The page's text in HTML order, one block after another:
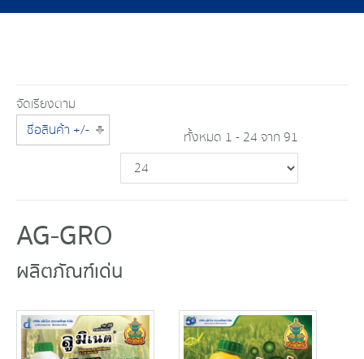
จัดเรียงตาม
ชื่อสินค้า +/-
ทั้งหมด 1 - 24 จาก 91
AG-GRO
ผลิตภัณฑ์เด่น